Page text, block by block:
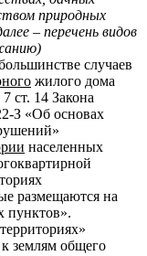
природных
– перечень видов
случаев
жилого дома
ст. 14 Закона
З «Об основах
населенных
размещаются на
пунктов».
землям общего